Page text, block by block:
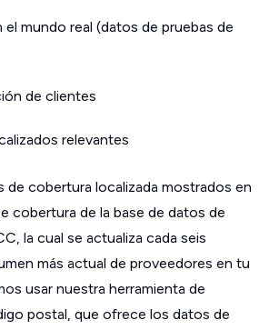
el mundo real (datos de pruebas de
de clientes
relevantes
de cobertura localizada mostrados en
cobertura de la base de datos de
la cual se actualiza cada seis
más actual de proveedores en tu
usar nuestra herramienta de
postal, que ofrece los datos de